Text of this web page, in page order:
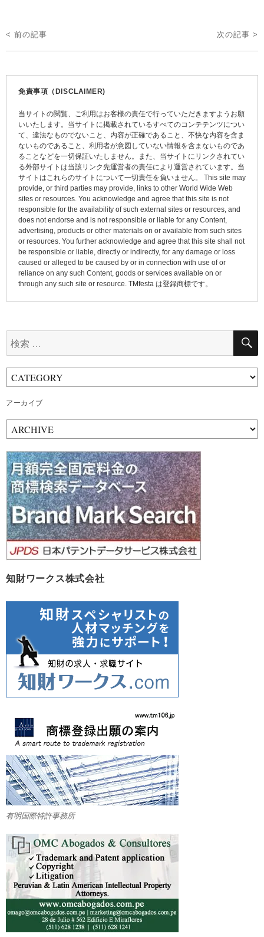
投
稿
< 前の記事 次の記事 >
免責事項（DISCLAIMER)
当サイトの閲覧、ご利用はお客様の責任で行っていただきますようお願
いいたします。当サイトに掲載されているすべてのコンテテンツについ
て、違法なものでないこと、内容が正確であること、不快な内容を含ま
ないものであること、利用者が意図していない情報を含まないものであ
ることなどを一切保証いたしません。また、当サイトにリンクされてい
る外部サイトは当該リンク先運営者の責任により運営されています。当
サイトはこれらのサイトについて一切責任を負いません。 This site may
provide, or third parties may provide, links to other World Wide Web
sites or resources. You acknowledge and agree that this site is not
responsible for the availability of such external sites or resources, and
does not endorse and is not responsible or liable for any Content,
advertising, products or other materials on or available from such sites
or resources. You further acknowledge and agree that this site shall not
be responsible or liable, directly or indirectly, for any damage or loss
caused or alleged to be caused by or in connection with use of or
reliance on any such Content, goods or services available on or
through any such site or resource. TMfesta は登録商標です。
索:
アーカイブ
ー
カ
イ
ブ
知財ワークス株式会社
有明国際特許事務所